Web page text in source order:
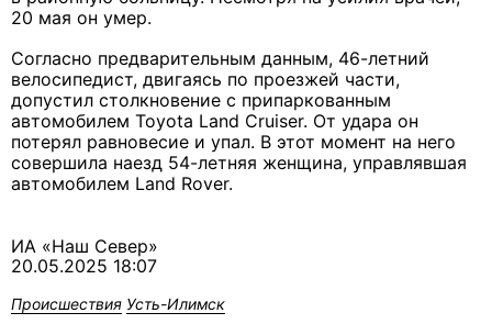
20 мая он умер.
Согласно предварительным данным, 46-летний
велосипедист, двигаясь по проезжей части,
допустил столкновение с припаркованным
автомобилем Toyota Land Cruiser. От удара он
потерял равновесие и упал. В этот момент на него
совершила наезд 54-летняя женщина, управлявшая
автомобилем Land Rover.
ИА «Наш Север»
20.05.2025 18:07
Происшествия Усть-Илимск